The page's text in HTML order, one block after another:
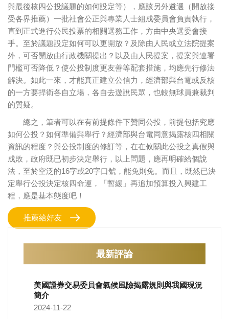
與最後核四公投議題的如何設定等），應該另外遴選（開放接
受各界推薦）一批社會公正與專業人士組成委員會負責執行，
直到正式進行公民投票的相關選務工作，方由中央選委會接
手。至於議題設定如何可以更開放？及除由人民或立法院提案
外，可否開放由行政機關提出？以及由人民提案，提案與連署
門檻可否降低？使公投制度更友善等配套措施，均應先行修法
解決。如此一來，才能真正建立公信力，經濟部與台電或反核
的一方要捍衛各自立場，各自去遊說民眾，也較無球員兼裁判
的質疑。
總之，筆者可以在有前提條件下贊同公投，前提包括究應
如何公投？如何準備與舉行？經濟部與台電同意揭露核四相關
資訊的程度？與公投制度的修訂等，在在攸關此公投之真假與
成敗，政府既已初步決定舉行，以上問題，應再明確給個說
法，至於空泛的16字或20字口號，能免則免。而且，既然已決
定舉行公投決定核四命運，「暫緩」再追加預算投入興建工
程，應是基本態度吧！
推薦給好友
最新評論
美國證券交易委員會氣候風險揭露規則與我國現況
簡介
2024-11-22